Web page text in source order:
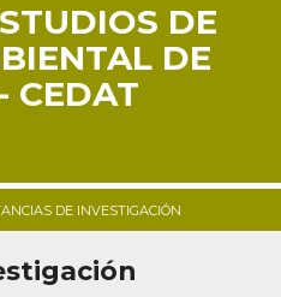
DE
DE
CEDAT
DE INVESTIGACIÓN